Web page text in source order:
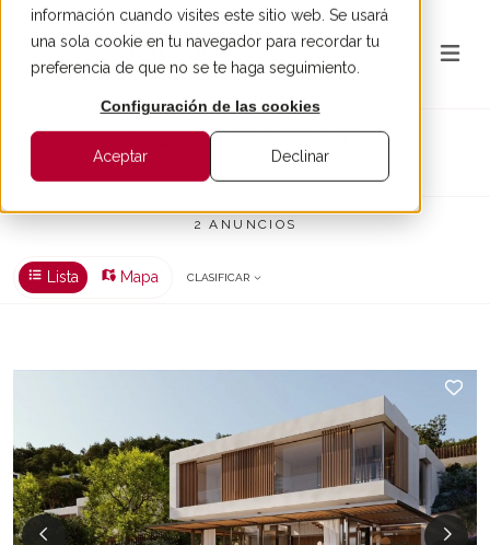
información cuando visites este sitio web. Se usará
una sola cookie en tu navegador para recordar tu
preferencia de que no se te haga seguimiento.
Configuración de las cookies
Aceptar Declinar
Casa en venta en Tamariu
COMPRAR > TAMARIU > CASA
2 ANUNCIOS
Lista Mapa CLASIFICAR